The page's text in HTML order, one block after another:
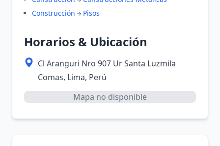
Construcción
Pisos
Horarios & Ubicación
Cl Aranguri Nro 907 Ur Santa Luzmila
Comas, Lima, Perú
Mapa no disponible